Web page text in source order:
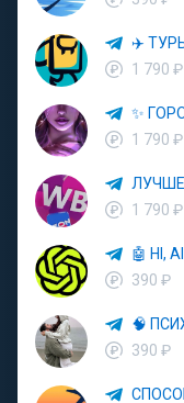
1 790 ₽
1 790 ₽
1 790 ₽
390 ₽
390 ₽